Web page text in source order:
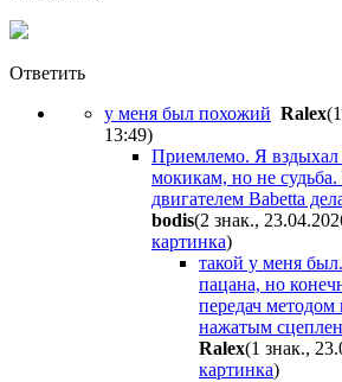
Ответить
у меня был похожий Ralex
13:49)
Приемлемо. Я
мокикам, но не
двигателем Babetta
bodis(2 знак.,
картинка)
такой у меня
пацана, но
передач
нажатым
Ralex(1 знак.,
картинка)